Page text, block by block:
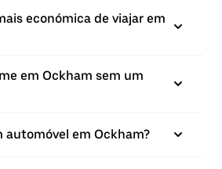
económica de viajar em
em Ockham sem um
automóvel em Ockham?